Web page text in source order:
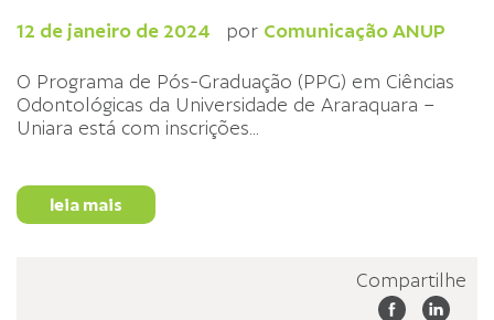
12 de janeiro de 2024 por Comunicação ANUP
O Programa de Pós-Graduação (PPG) em Ciências
Odontológicas da Universidade de Araraquara –
Uniara está com inscrições
leia mais
Compartilhe